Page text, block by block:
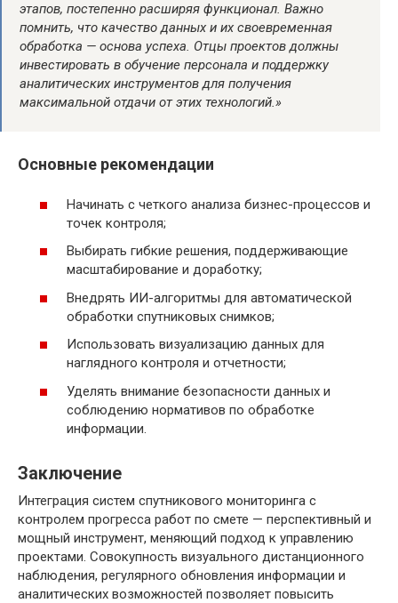
этапов, постепенно расширяя функционал. Важно
помнить, что качество данных и их своевременная
обработка — основа успеха. Отцы проектов должны
инвестировать в обучение персонала и поддержку
аналитических инструментов для получения
максимальной отдачи от этих технологий.»
Основные рекомендации
Начинать с четкого анализа бизнес-процессов и
точек контроля;
Выбирать гибкие решения, поддерживающие
масштабирование и доработку;
Внедрять ИИ-алгоритмы для автоматической
обработки спутниковых снимков;
Использовать визуализацию данных для
наглядного контроля и отчетности;
Уделять внимание безопасности данных и
соблюдению нормативов по обработке
информации.
Заключение
Интеграция систем спутникового мониторинга с
контролем прогресса работ по смете — перспективный и
мощный инструмент, меняющий подход к управлению
проектами. Совокупность визуального дистанционного
наблюдения, регулярного обновления информации и
аналитических возможностей позволяет повысить